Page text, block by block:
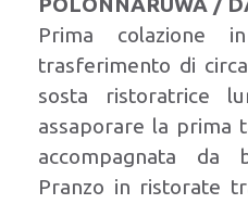
Prima colazione
trasferimento di
sosta ristoratrice
assaporare la prima
accompagnata da
Pranzo in ristorate